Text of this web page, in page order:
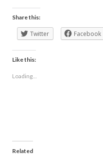
Share this:
Twitter Facebook
Like this:
Loading...
Related